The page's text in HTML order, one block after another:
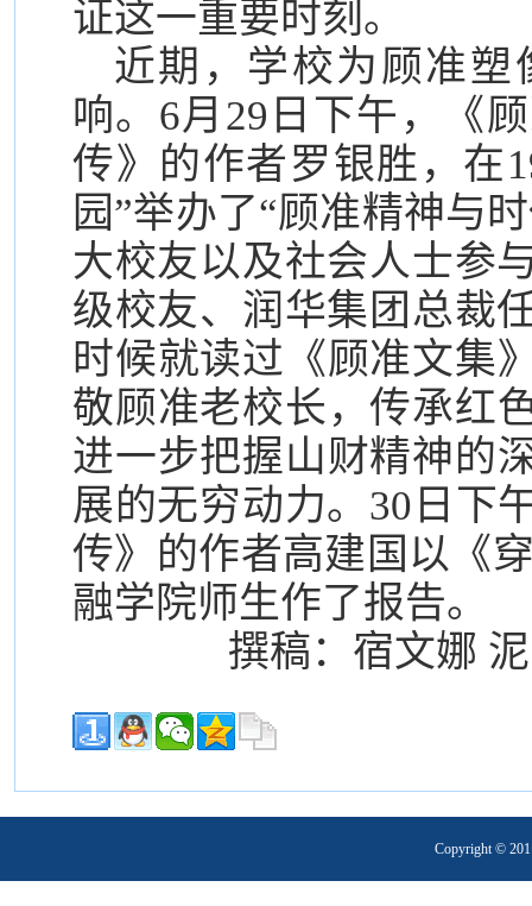
证这一重要时刻。
近期，学校为顾准
响。6月29日下午，《
传》的作者罗银胜，在
园”举办了“顾准精神与
大校友以及社会人士参
级校友、润华集团总裁
时候就读过《顾准文集
敬顾准老校长，传承红
进一步把握山财精神的
展的无穷动力。30日下
传》的作者高建国以《
融学院师生作了报告。
撰稿：宿文娜
Copyright ©